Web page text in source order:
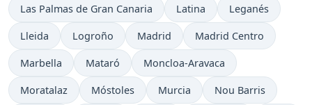
Las Palmas de Gran Canaria Latina Leganés
Lleida Logroño Madrid Madrid Centro
Marbella Mataró Moncloa-Aravaca
Moratalaz Móstoles Murcia Nou Barris